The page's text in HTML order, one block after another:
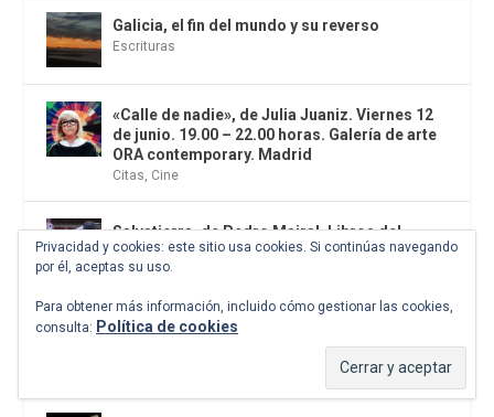
Galicia, el fin del mundo y su reverso
Escrituras
«Calle de nadie», de Julia Juaniz. Viernes 12
de junio. 19.00 – 22.00 horas. Galería de arte
ORA contemporary. Madrid
Citas Cine
Salvatierra, de Pedro Mairal. Libros del
Asteroide
Novela,El sumun de los apoetas
Comer bien en verano sin volverte loca en el
Privacidad y cookies: este sitio usa cookies. Si continúas navegando
por él, aceptas su uso.
Para obtener más información, incluido cómo gestionar las cookies,
consulta: Política de cookies